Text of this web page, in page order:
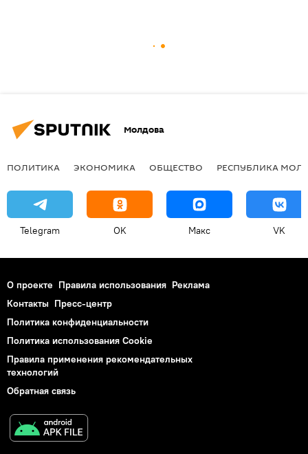
Молдова
ПОЛИТИКА ЭКОНОМИКА ОБЩЕСТВО РЕСПУБЛИКА
Telegram OK Макс VK
О проекте Правила использования Реклама
Контакты Пресс-центр
Политика конфиденциальности
Политика использования Cookie
Правила применения рекомендательных
технологий
Обратная связь